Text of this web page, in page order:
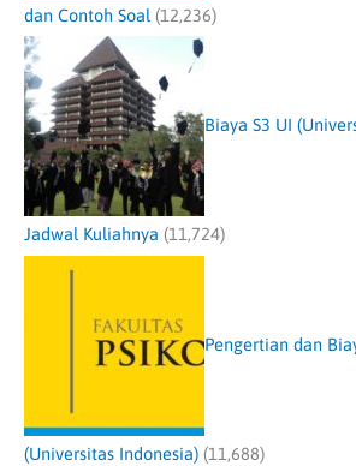
dan Contoh Soal (12,236)
Biaya S3 UI
Jadwal Kuliahnya (11,724)
Pengertian dan
(Universitas Indonesia) (11,688)